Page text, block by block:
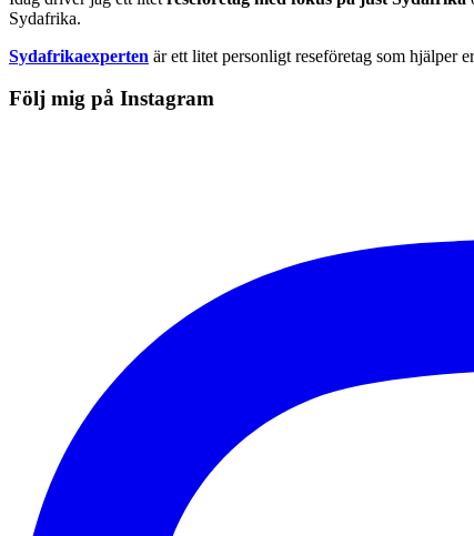
Sydafrika.
Sydafrikaexperten är ett litet personligt reseföretag som hjälper
Följ mig på Instagram